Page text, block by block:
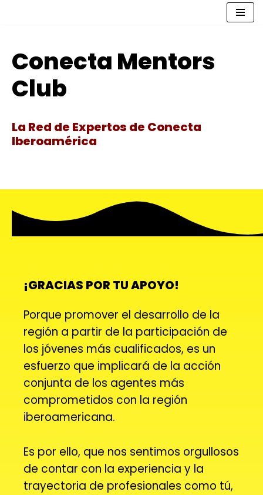
contenido
Conecta Mentors
Club
La Red de Expertos de Conecta
Iberoamérica
¡GRACIAS POR TU APOYO!
Porque promover el desarrollo de la
región a partir de la participación de
los jóvenes más cualificados, es un
esfuerzo que implicará de la acción
conjunta de los agentes más
comprometidos con la región
iberoamericana.
Es por ello, que nos sentimos orgullosos
de contar con la experiencia y la
trayectoria de profesionales como tú,